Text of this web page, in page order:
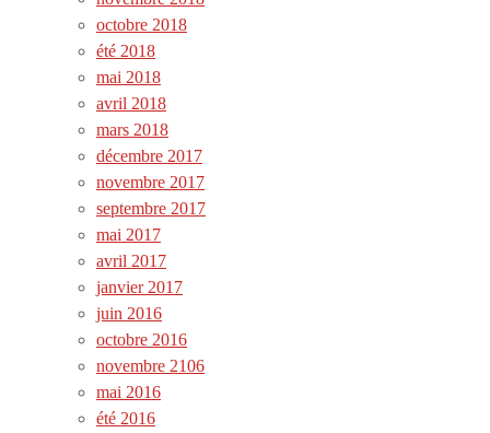
octobre 2018
été 2018
mai 2018
avril 2018
mars 2018
décembre 2017
novembre 2017
septembre 2017
mai 2017
avril 2017
janvier 2017
juin 2016
octobre 2016
novembre 2106
mai 2016
été 2016